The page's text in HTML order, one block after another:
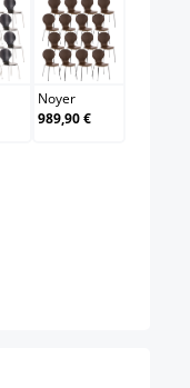
Noyer
Noyer
989,90 €